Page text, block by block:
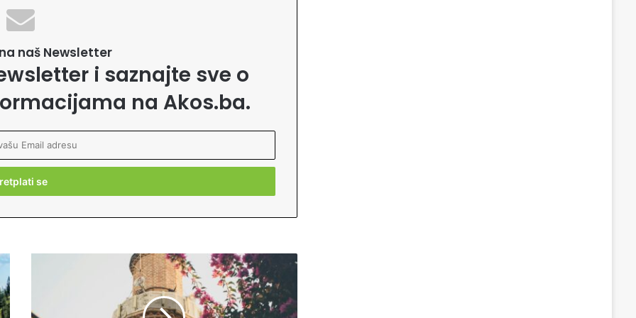
naš Newsletter
i saznajte sve o
na Akos.ba.